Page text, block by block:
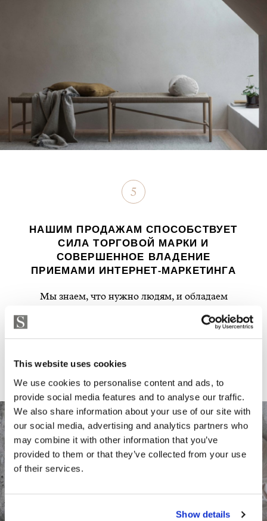
This website uses cookies
We use cookies to personalise content and ads, to
provide social media features and to analyse our traffic.
We also share information about your use of our site with
our social media, advertising and analytics partners who
may combine it with other information that you’ve
provided to them or that they’ve collected from your use
of their services.
Show details
5
НАШИМ ПРОДАЖАМ СПОСОБСТВУЕТ
СИЛА ТОРГОВОЙ МАРКИ И
СОВЕРШЕННОЕ ВЛАДЕНИЕ
ПРИЕМАМИ ИНТЕРНЕТ-МАРКЕТИНГА
Мы знаем, что нужно людям, и обладаем
маркетинга: в сети интернет, в социальных
сетях, на порталах, реклама на дисплеях, в
открытых дверей и активности в
международных сетях.